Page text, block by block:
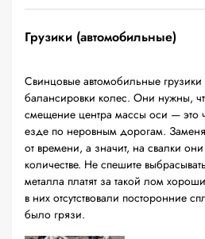
Грузики (автомобильные)
Свинцовые автомобильные
балансировки колес. Они нужны,
смещение центра массы оси — это
езде по неровным дорогам.
от времени, а значит, на свалки
количестве. Не спешите
металла платят за такой лом
в них отсутствовали посторонние
было грязи.